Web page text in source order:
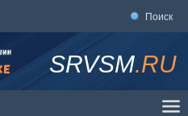
Поиск
SRVSM.RU